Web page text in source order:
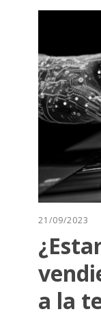
21/09/2023
a la